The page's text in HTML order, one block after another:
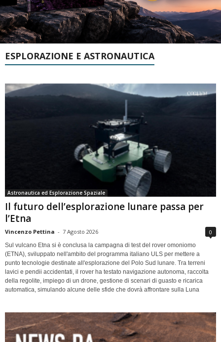
ESPLORAZIONE E ASTRONAUTICA
Astronautica ed Esplorazione Spaziale
Il futuro dell’esplorazione lunare passa per
l’Etna
Vincenzo Pettina - 7 Agosto 2026 0
Sul vulcano Etna si è conclusa la campagna di test del rover omoniomo
(ETNA), sviluppato nell'ambito del programma italiano ULS per mettere a
punto tecnologie destinate all'esplorazione del Polo Sud lunare. Tra terreni
lavici e pendii accidentati, il rover ha testato navigazione autonoma, raccolta
della regolite, impiego di un drone, gestione di scenari di guasto e ricarica
automatica, simulando alcune delle sfide che dovrà affrontare sulla Luna